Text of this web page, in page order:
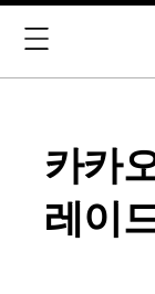
카카
레이